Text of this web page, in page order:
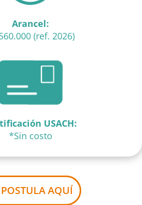
Arancel:
(ref. 2026)
USACH:
*Sin costo
POSTULA AQUÍ